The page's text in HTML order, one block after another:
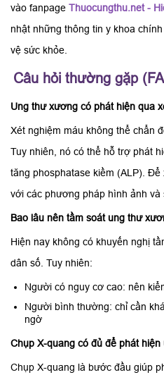
vào fanpage Thuocungthu.net -
nhật những thông tin y khoa
vệ sức khỏe.
Câu hỏi thường gặp
Ung thư xương có phát hiện qua
Xét nghiệm máu không thể chẩn
Tuy nhiên, nó có thể hỗ trợ phát
tăng phosphatase kiềm (ALP).
với các phương pháp hình ảnh và
Bao lâu nên tầm soát ung thư
Hiện nay không có khuyến nghị
dân số. Tuy nhiên:
Người có nguy cơ cao: nên
Người bình thường: chỉ cần
ngờ
Chụp X-quang có đủ để phát
Chụp X-quang là bước đầu giúp